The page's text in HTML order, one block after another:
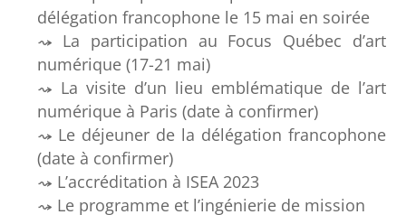
délégation francophone le 15 mai en soirée
La participation au Focus Québec d’art
numérique (17-21 mai)
La visite d’un lieu emblématique de l’art
numérique à Paris (date à confirmer)
Le déjeuner de la délégation francophone
(date à confirmer)
L’accréditation à ISEA 2023
Le programme et l’ingénierie de mission